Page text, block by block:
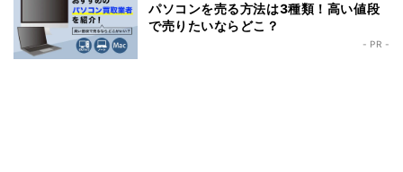
パソコンを売る方法は3種類！高い値段
で売りたいならどこ？
- PR -